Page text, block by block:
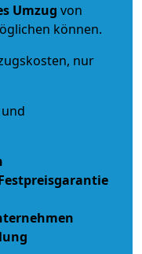
Umzug von
können.
nur